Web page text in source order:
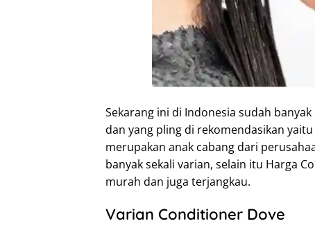
Sekarang ini di Indonesia sudah
dan yang pling di rekomendasikan
merupakan anak cabang dari
banyak sekali varian, selain itu Harga
murah dan juga terjangkau.
Varian Conditioner Dove